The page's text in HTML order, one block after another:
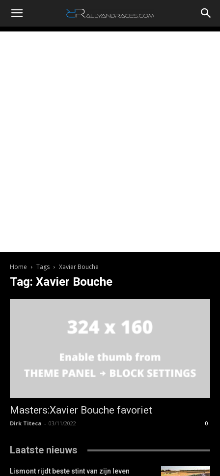
RallyandRaces.com
Home Tags Xavier Bouche
Tag: Xavier Bouche
Masters:Xavier Bouche favoriet
Dirk Titeca - 03/11/2022 0
Laatste nieuws
Lismont rijdt beste stint van zijn leven